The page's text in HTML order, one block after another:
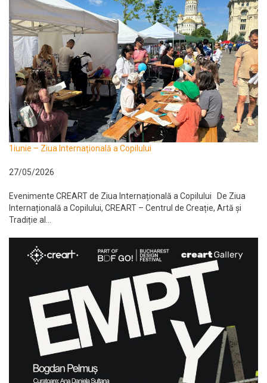
1iunie – Ziua Internațională a Copilului
27/05/2026
Evenimente CREART de Ziua Internațională a Copilului De Ziua
Internațională a Copilului, CREART – Centrul de Creație, Artă și
Tradiție al...